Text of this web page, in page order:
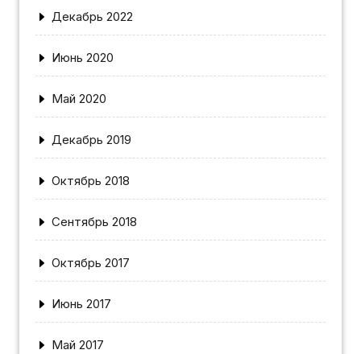
Декабрь 2022
Июнь 2020
Май 2020
Декабрь 2019
Октябрь 2018
Сентябрь 2018
Октябрь 2017
Июнь 2017
Май 2017